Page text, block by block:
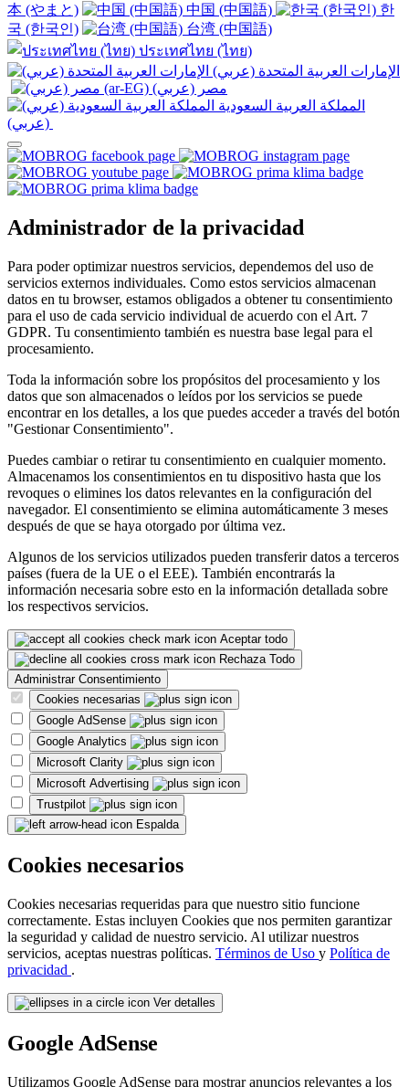
本 (やまと)
中国 (中国語)
한
국 (한국인)
台湾 (中国語)
ประเทศไทย (ไทย)
Administrador de la privacidad
Para poder optimizar nuestros servicios, dependemos del uso de
servicios externos individuales. Como estos servicios almacenan
datos en tu browser, estamos obligados a obtener tu consentimiento
para el uso de cada servicio individual de acuerdo con el Art. 7
GDPR. Tu consentimiento también es nuestra base legal para el
procesamiento.
Toda la información sobre los propósitos del procesamiento y los
datos que son almacenados o leídos por los servicios se puede
encontrar en los detalles, a los que puedes acceder a través del botón
"Gestionar Consentimiento".
Puedes cambiar o retirar tu consentimiento en cualquier momento.
Almacenamos los consentimientos en tu dispositivo hasta que los
revoques o elimines los datos relevantes en la configuración del
navegador. El consentimiento se elimina automáticamente 3 meses
después de que se haya otorgado por última vez.
Algunos de los servicios utilizados pueden transferir datos a terceros
países (fuera de la UE o el EEE). También encontrarás la
información necesaria sobre esto en la información detallada sobre
los respectivos servicios.
Aceptar todo
Rechaza Todo
Administrar Consentimiento
Cookies necesarias
Google AdSense
Google Analytics
Microsoft Clarity
Microsoft Advertising
Trustpilot
Espalda
Cookies necesarios
Cookies necesarias requeridas para que nuestro sitio funcione
correctamente. Estas incluyen Cookies que nos permiten garantizar
la seguridad y calidad de nuestro servicio. Al utilizar nuestros
servicios, aceptas nuestras políticas. Términos de Uso y Política de
privacidad .
Ver detalles
Google AdSense
Utilizamos Google AdSense para mostrar anuncios relevantes a los